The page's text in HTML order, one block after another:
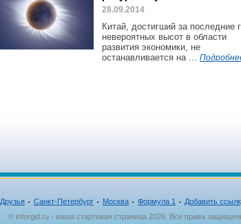
28.09.2014
Китай, достигший за последние
невероятных высот в области
развития экономики, не
останавливается на ...
Друзья Санкт-Петербург Москва Формула 1 Добавить
© inforgid.ru - ваша стартовая страница 2026. Все права